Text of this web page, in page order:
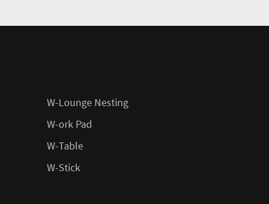
W-Lounge Nesting
W-ork Pad
W-Table
W-Stick